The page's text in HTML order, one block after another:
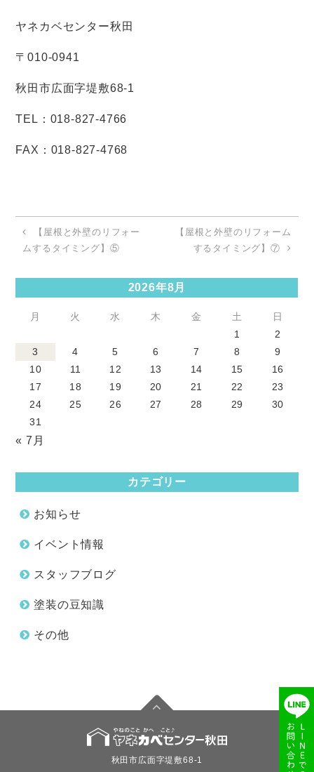
ヤネカベセンター秋田
〒010-0941
秋田市広面字堤敷68-1
TEL ： 018-827-4766
FAX ： 018-827-4768
【屋根と外壁のリフォー
ムするタイミング】⑤
【屋根と外壁のリフォーム
するタイミング】⑦
2026年8月
月 火 水 木 金 土
日
1
2
3
4 5 6 7 8
9
10
11 12 13 14 15
16
17
18 19 20 21 22
23
24
25 26 27 28 29
30
31
« 7月
カテゴリー
お知らせ
イベント情報
スタッフブログ
塗装の豆知識
その他
秋田市広面字堤敷68-1